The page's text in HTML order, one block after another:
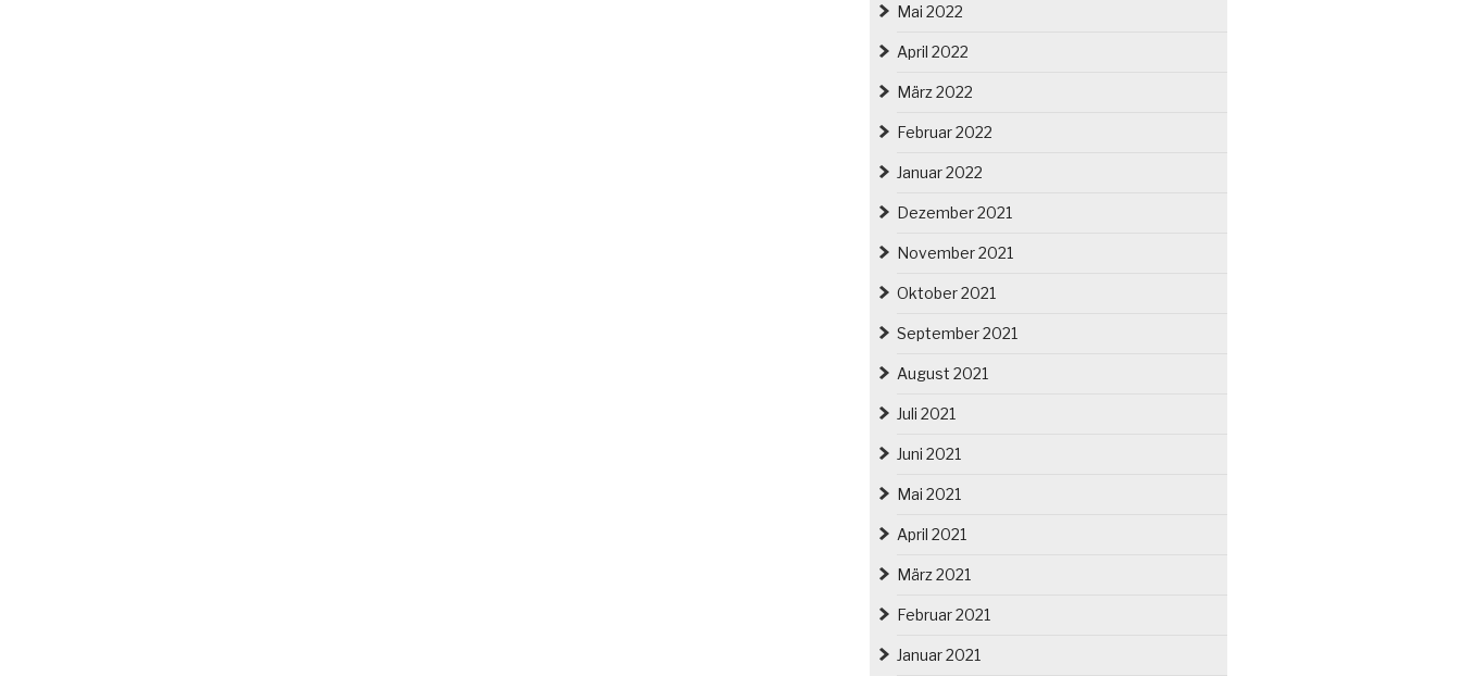
Mai 2022
April 2022
März 2022
Februar 2022
Januar 2022
Dezember 2021
November 2021
Oktober 2021
September 2021
August 2021
Juli 2021
Juni 2021
Mai 2021
April 2021
März 2021
Februar 2021
Januar 2021